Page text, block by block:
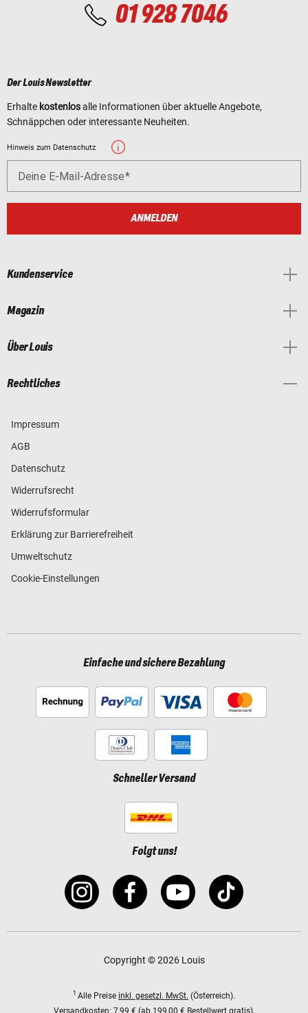
01 928 7046
Der Louis Newsletter
Erhalte kostenlosalle Informationen über aktuelle Angebote,
Schnäppchen oder interessante Neuheiten.
Hinweis zum Datenschutz
Deine E-Mail-Adresse
ANMELDEN
Kundenservice
Magazin
Über Louis
Rechtliches
Impressum
AGB
Datenschutz
Widerrufsrecht
Widerrufsformular
Erklärung zur Barrierefreiheit
Umweltschutz
Cookie-Einstellungen
Einfache und sichere Bezahlung
Schneller Versand
Folgt uns!
Copyright © 2026 Louis
1 Alle Preise inkl. gesetzl. MwSt. (Österreich).
Versandkosten: 7,99 € (ab 199,00 € Bestellwert gratis).